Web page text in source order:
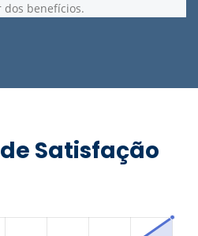
benefícios.
Satisfação